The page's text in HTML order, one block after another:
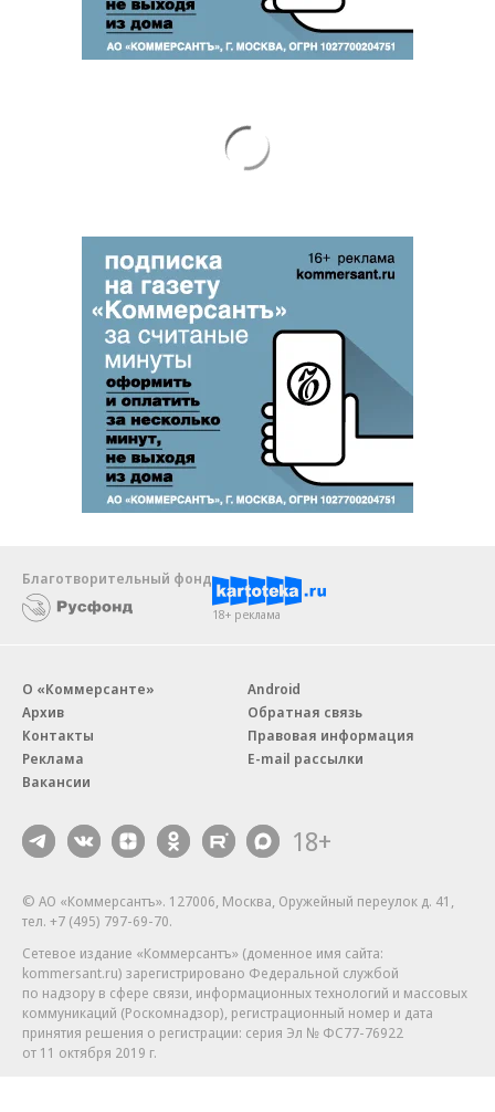
Благотворительный фонд
18+ реклама
О «Коммерсанте»
Архив
Контакты
Реклама
Вакансии
Android
Обратная связь
Правовая информация
E-mail рассылки
18+
© АО «Коммерсантъ». 127006, Москва, Оружейный переулок д. 41,
тел. +7 (495) 797-69-70.
Сетевое издание «Коммерсантъ» (доменное имя сайта:
kommersant.ru) зарегистрировано Федеральной службой
по надзору в сфере связи, информационных технологий и массовых
коммуникаций (Роскомнадзор), регистрационный номер и дата
принятия решения о регистрации: серия Эл № ФС77-76922
от 11 октября 2019 г.